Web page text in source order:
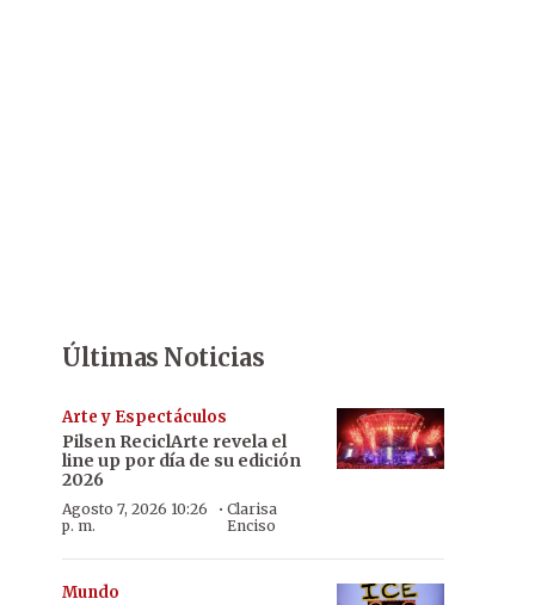
Últimas Noticias
Arte y Espectáculos
Pilsen ReciclArte revela el
line up por día de su edición
2026
Agosto 7, 2026 10:26
p. m.
·Clarisa
Enciso
Mundo